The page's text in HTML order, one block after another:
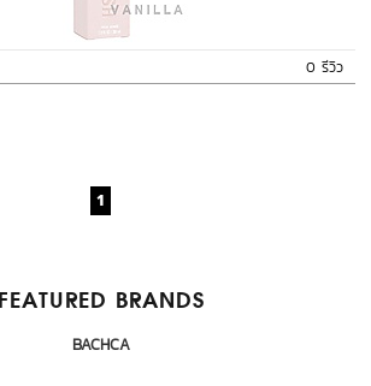
0 รีวิว
1
FEATURED BRANDS
BYBI Beauty
ANSWR
BACHCA